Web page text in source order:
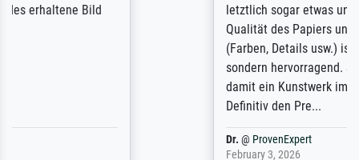
letztlich sogar etwas unterschritten. Die
Qualität des Papiers und des Drucks
(Farben, Details usw.) ist nicht nur gut,
sondern hervorragend. Selbst ein Druck ist
damit ein Kunstwerk im eigenen Sinne.